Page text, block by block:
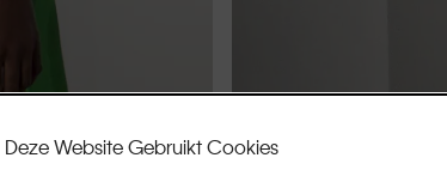
Deze Website Gebruikt Cookies